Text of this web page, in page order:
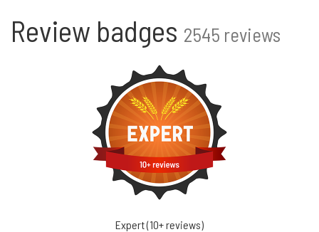
Review badges 2545 reviews
Expert (10+ reviews)